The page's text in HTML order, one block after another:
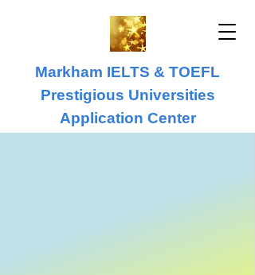
Markham IELTS & TOEFL
Prestigious Universities
Application Center